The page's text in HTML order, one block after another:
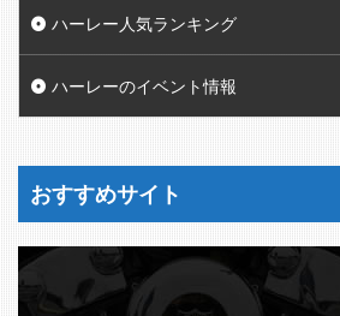
ハーレー人気ランキング
ハーレーのイベント情報
おすすめサイト